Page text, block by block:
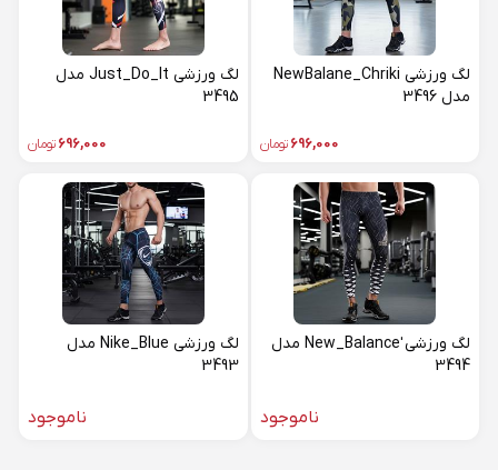
لگ ورزشی NewBalane_Chriki
مدل 3496
696,000 تومان
لگ ورزشی Just_Do_It مدل
3495
696,000تومان
لگ ورزشی ٰNew_Balance مدل
3494
ناموجود
لگ ورزشی Nike_Blue مدل
3493
ناموجود